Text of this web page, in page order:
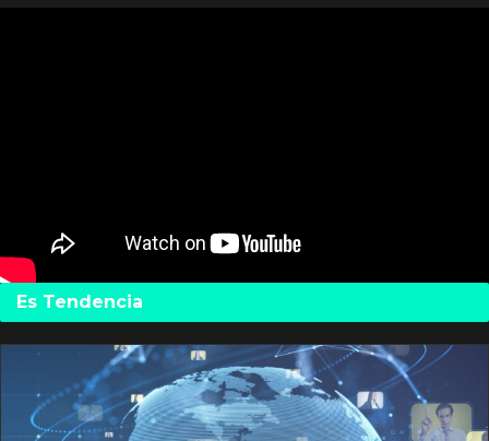
Es Tendencia